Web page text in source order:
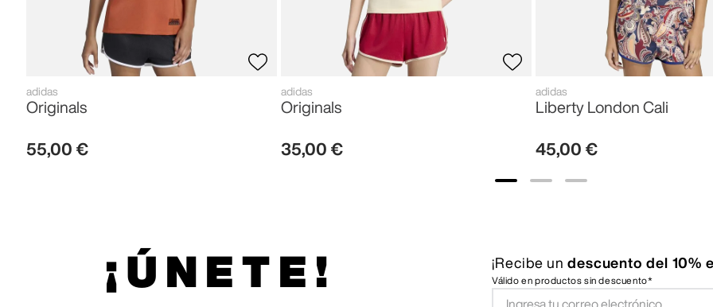
adidas
Originals
55,00 €
adidas
Originals
35,00 €
adidas
Liberty London Cali
45,00 €
¡ÚNETE! ¡Recibe un descuento del 10%
Válido en productos sin descuento*